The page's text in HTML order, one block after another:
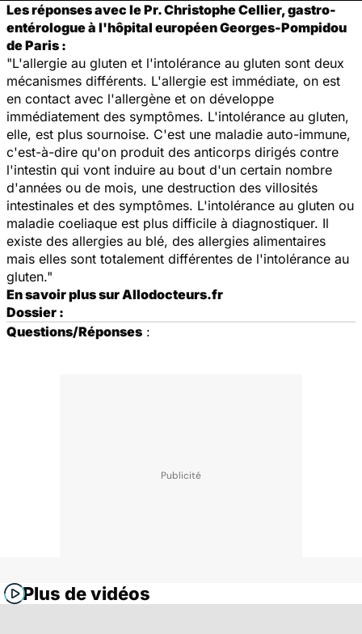
Les réponses avec le Pr. Christophe Cellier, gastro-
entérologue à l'hôpital européen Georges-Pompidou
de Paris :
"L'allergie au gluten et l'intolérance au gluten sont deux
mécanismes différents. L'allergie est immédiate, on est
en contact avec l'allergène et on développe
immédiatement des symptômes. L'intolérance au gluten,
elle, est plus sournoise. C'est une maladie auto-immune,
c'est-à-dire qu'on produit des anticorps dirigés contre
l'intestin qui vont induire au bout d'un certain nombre
d'années ou de mois, une destruction des villosités
intestinales et des symptômes. L'intolérance au gluten ou
maladie coeliaque est plus difficile à diagnostiquer. Il
existe des allergies au blé, des allergies alimentaires
mais elles sont totalement différentes de l'intolérance au
gluten."
En savoir plus sur Allodocteurs.fr
Dossier :
Questions/Réponses :
Plus de vidéos